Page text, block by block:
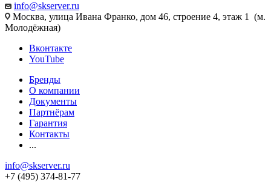
info@skserver.ru
Москва, улица Ивана Франко, дом 46, строение 4, этаж 1 (м.
Молодёжная)
Вконтакте
YouTube
Бренды
О компании
Документы
Партнёрам
Гарантия
Контакты
...
info@skserver.ru
+7 (495) 374-81-77